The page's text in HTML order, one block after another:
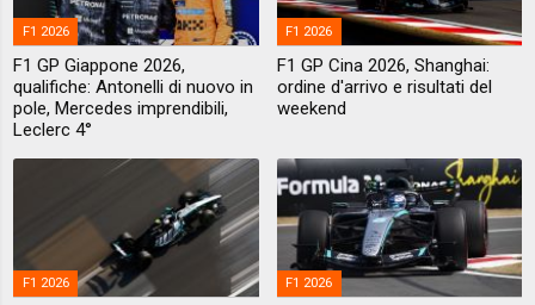
F1 2026
F1 GP Giappone 2026,
qualifiche: Antonelli di nuovo in
pole, Mercedes imprendibili,
Leclerc 4°
F1 2026
F1 GP Cina 2026, Shanghai:
ordine d'arrivo e risultati del
weekend
F1 2026 F1 2026